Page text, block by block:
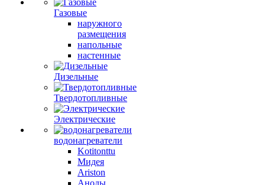
Газовые
наружного
размещения
напольные
настенные
Дизельные
Твердотопливные
Электрические
водонагреватели
Kotitonttu
Мидея
Ariston
Аноды